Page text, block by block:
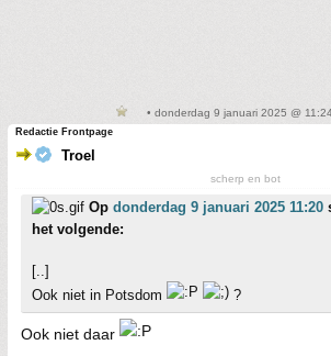
• donderdag 9 januari 2025 @
Redactie Frontpage
Troel
scherp en bot
Op donderdag 9 januari 2025 11:20
het volgende:
[..]
Ook niet in Potsdom
?
Ook niet daar